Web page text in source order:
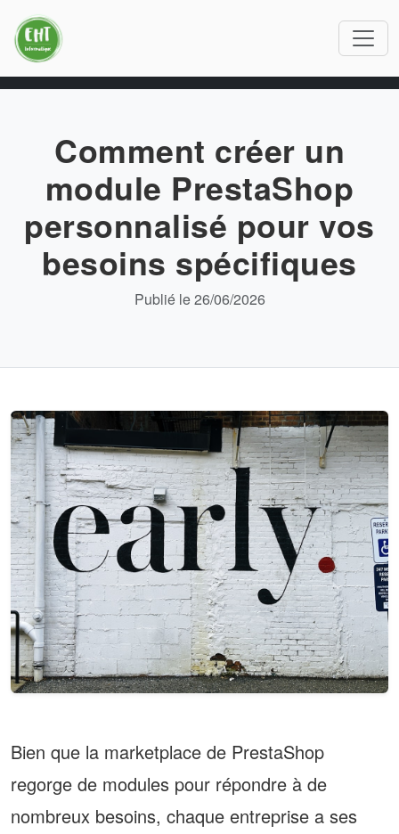
Comment créer un
module PrestaShop
personnalisé pour vos
besoins spécifiques
Publié le 26/06/2026
Bien que la marketplace de PrestaShop
regorge de modules pour répondre à de
nombreux besoins, chaque entreprise a ses